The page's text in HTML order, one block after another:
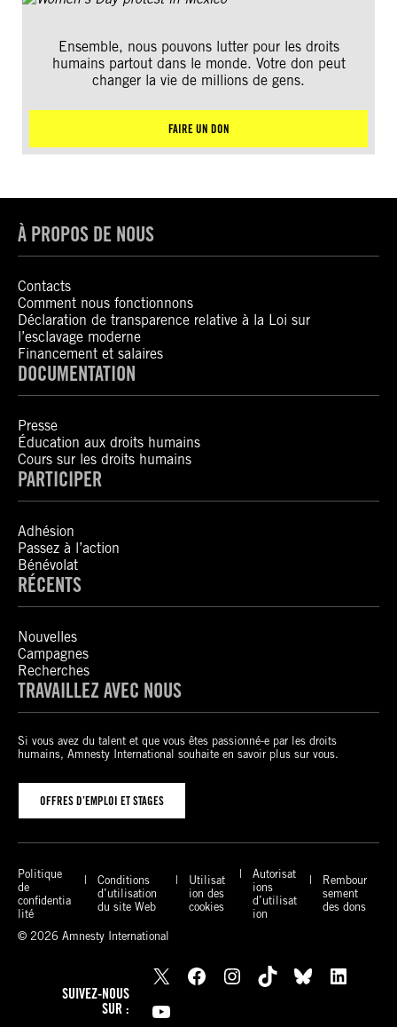
Ensemble, nous pouvons lutter pour les droits
humains partout dans le monde. Votre don peut
changer la vie de millions de gens.
FAIRE UN DON
À PROPOS DE NOUS
Contacts
Comment nous fonctionnons
Déclaration de transparence relative à la Loi sur
l’esclavage moderne
Financement et salaires
DOCUMENTATION
Presse
Éducation aux droits humains
Cours sur les droits humains
PARTICIPER
Adhésion
Passez à l’action
Bénévolat
RÉCENTS
Nouvelles
Campagnes
Recherches
TRAVAILLEZ AVEC NOUS
Si vous avez du talent et que vous êtes passionné-e par les droits
humains, Amnesty International souhaite en savoir plus sur vous.
OFFRES D’EMPLOI ET STAGES
Politique
de
confidentia
lité
Conditions
d’utilisation
du site Web
Utilisat
ion des
cookies
Autorisat
ions
d’utilisat
ion
Rembour
sement
des dons
© 2026 Amnesty International
SUIVEZ-NOUS
SUR :
X Facebook Instagram TikTok Bluesky
LinkedIn
YouTube